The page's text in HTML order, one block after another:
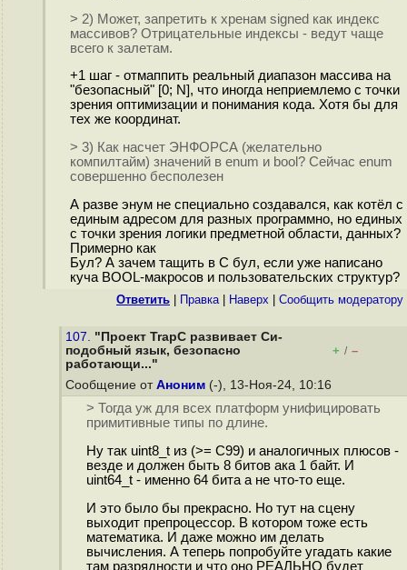
> 2) Может, запретить к хренам signed как индекс
массивов? Отрицательные индексы - ведут чаще
всего к залетам.
+1 шаг - отмаппить реальный диапазон массива на
"безопасный" [0; N], что иногда неприемлемо с точки
зрения оптимизации и понимания кода. Хотя бы для
тех же координат.
> 3) Как насчет ЭНФОРСА (желательно
компилтайм) значений в enum и bool? Сейчас enum
совершенно бесполезен
А разве энум не специально создавался, как котёл с
единым адресом для разных программно, но единых
с точки зрения логики предметной области, данных?
Примерно как
Бул? А зачем тащить в С бул, если уже написано
куча BOOL-макросов и пользовательских структур?
Ответить Правка| Наверх Cообщить модератору
107. "Проект TrapC развивает Си-
подобный язык, безопасно
работающи..."
+ / –
Сообщение от Аноним (-), 13-Ноя-24, 10:16
> Тогда уж для всех платформ унифицировать
примитивные типы по длине.
Ну так uint8_t из (>= C99) и аналогичных плюсов -
везде и должен быть 8 битов ака 1 байт. И
uint64_t - именно 64 бита а не что-то еще.
И это было бы прекрасно. Но тут на сцену
выходит препроцессор. В котором тоже есть
математика. И даже можно им делать
вычисления. А теперь попробуйте угадать какие
там разрядности и что оно РЕАЛЬНО будет